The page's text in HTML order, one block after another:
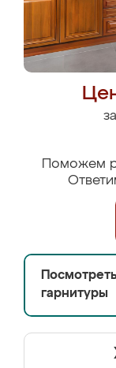
за
Поможем
гарнитуры